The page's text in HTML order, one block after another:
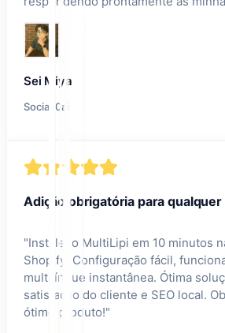
Sei Miya
Social.0ai
Adição obrigatória para qualquer
"Instalei o MultiLipi em 10 minutos
Shopify! Configuração fácil,
multilíngue instantânea. Ótima
satisfação do cliente e SEO local.
ótimo produto!"